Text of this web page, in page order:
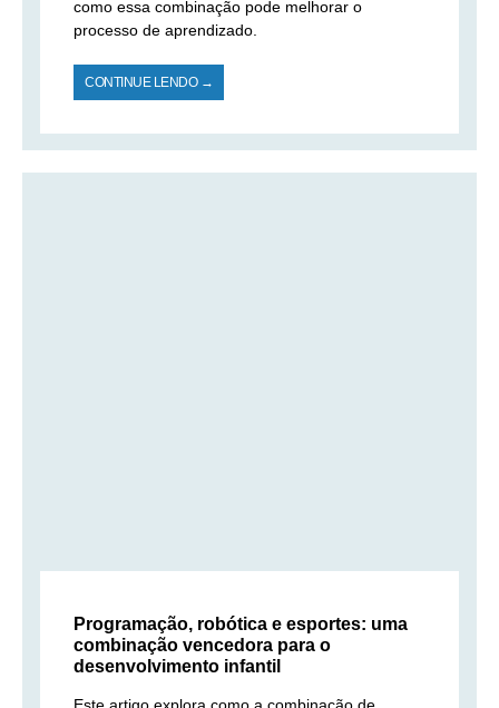
como essa combinação pode melhorar o
processo de aprendizado.
CONTINUE LENDO →
Programação, robótica e esportes: uma
combinação vencedora para o
desenvolvimento infantil